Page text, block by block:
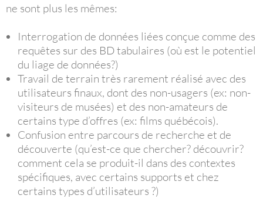
ne sont plus les mêmes:
Interrogation de données liées conçue comme des
requêtes sur des BD tabulaires (où est le potentiel
du liage de données?)
Travail de terrain très rarement réalisé avec des
utilisateurs finaux, dont des non-usagers (ex: non-
visiteurs de musées) et des non-amateurs de
certains type d’offres (ex: films québécois).
Confusion entre parcours de recherche et de
découverte (qu’est-ce que chercher? découvrir?
comment cela se produit-il dans des contextes
spécifiques, avec certains supports et chez
certains types d’utilisateurs ?)